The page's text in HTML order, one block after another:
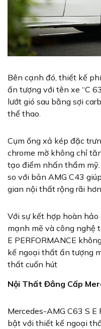
Bên cạnh đó, thiết kế
ấn tượng với tên xe “C
lướt gió sau bằng sợi
thể thao.
Cụm ống xả kép đặc
chrome mờ không chỉ
tạo điểm nhấn thẩm mỹ.
so với bản AMG C43
gian nội thất rộng rãi hơn.
Với sự kết hợp hoàn
mạnh mẽ và công nghệ
E PERFORMANCE
kế ngoại thất ấn tượng
thất cuốn hút
Nội Thất Đẳng Cấp
Mercedes-AMG C63 S E
bật với thiết kế ngoại